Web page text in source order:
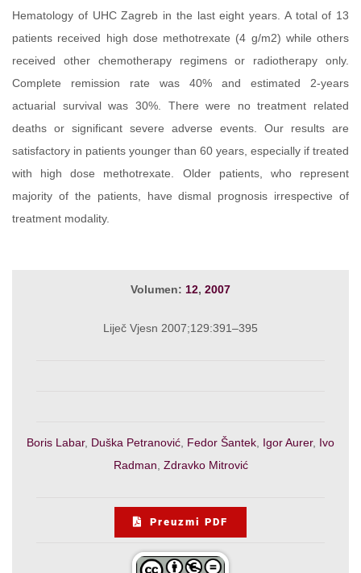
Hematology of UHC Zagreb in the last eight years. A total of 13
patients received high dose methotrexate (4 g/m2) while others
received other chemotherapy regimens or radiotherapy only.
Complete remission rate was 40% and estimated 2-years
actuarial survival was 30%. There were no treatment related
deaths or significant severe adverse events. Our results are
satisfactory in patients younger than 60 years, especially if treated
with high dose methotrexate. Older patients, who represent
majority of the patients, have dismal prognosis irrespective of
treatment modality.
Volumen: 12, 2007
Liječ Vjesn 2007;129:391–395
Boris Labar, Duška Petranović Fedor Šantek Igor Aurer, Ivo
Radman Zdravko Mitrović
Preuzmi PDF